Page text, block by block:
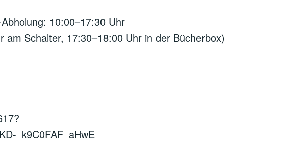
10:00–17:30 Uhr
Schalter, 17:30–18:00 Uhr in der Bücherbox)
_k9C0FAF_aHwE